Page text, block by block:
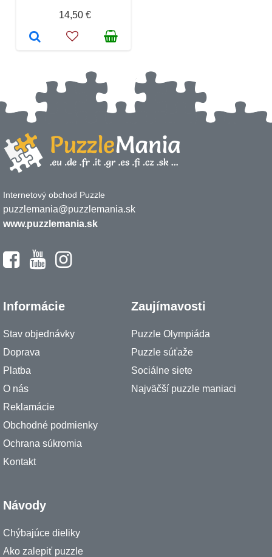
14,50 €
Internetový obchod Puzzle
puzzlemania@puzzlemania.sk
www.puzzlemania.sk
Informácie
Stav objednávky
Doprava
Platba
O nás
Reklamácie
Obchodné podmienky
Ochrana súkromia
Kontakt
Zaujímavosti
Puzzle Olympiáda
Puzzle súťaže
Sociálne siete
Najväčší puzzle maniaci
Návody
Chýbajúce dieliky
Ako zalepiť puzzle